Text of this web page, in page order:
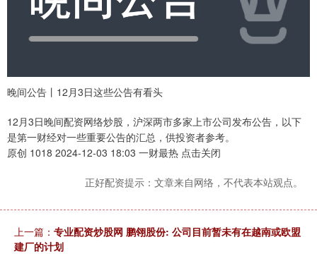
晚间公告丨12月3日这些公告有看头
12月3日晚间配资网络炒股，沪深两市多家上市公司发布公告，以下
是第一财经对一些重要公告的汇总，供投资者参考。
原创 1018 2024-12-03 18:03 一财最热 点击关闭
正好配资提示：文章来自网络，不代表本站观点。
上一篇： 专业配资炒股网 鹏翎股份: 公司目前暂未有在越南或欧盟
建厂的计划